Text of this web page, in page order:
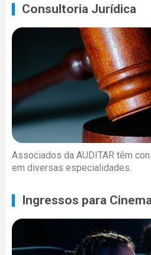
Consultoria Jurídica
Associados da AUDITAR têm
em diversas especialidades.
Ingressos para